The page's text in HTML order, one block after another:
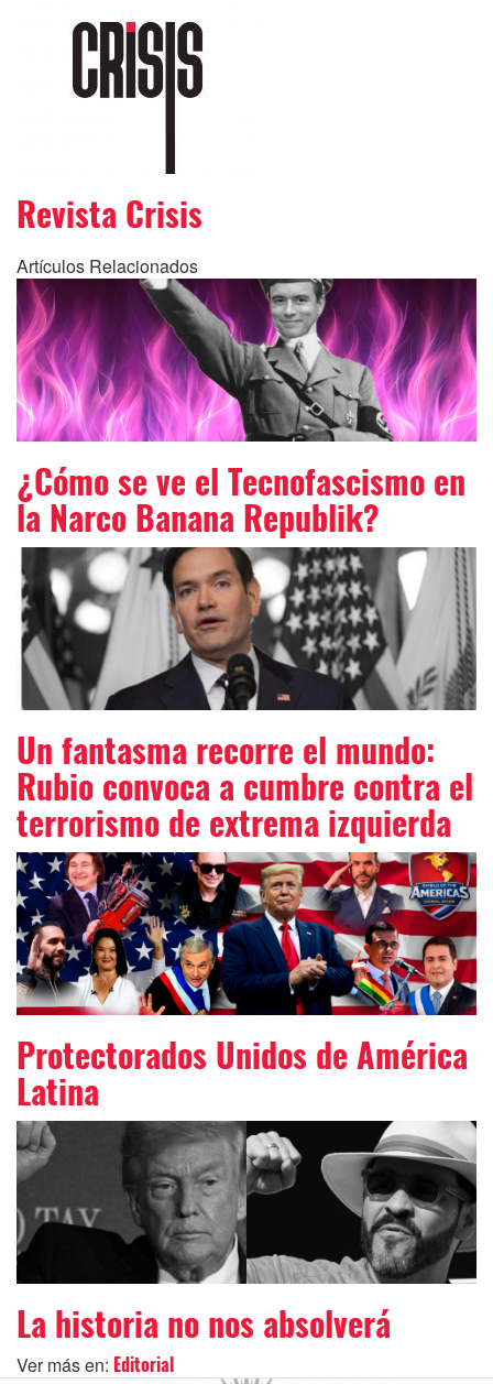
Revista Crisis
Artículos Relacionados
¿Cómo se ve el Tecnofascismo en
la Narco Banana Republik?
Un fantasma recorre el mundo:
Rubio convoca a cumbre contra el
terrorismo de extrema izquierda
Protectorados Unidos de América
Latina
La historia no nos absolverá
Ver más en: Editorial